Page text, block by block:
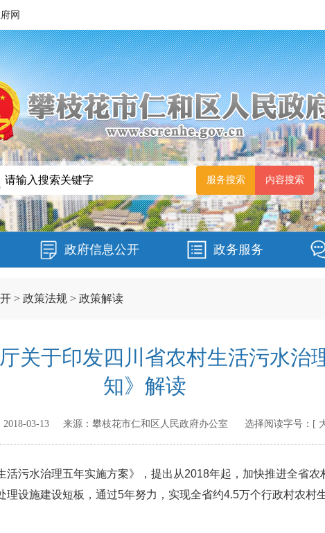
网
政府信息公开 政务服务
> 政策法规 > 政策解读
关于印发四川省农村生活污水治
知》解读
2018-03-13 来源： 攀枝花市仁和区人民政府办公室 选择阅读字号：[
活污水治理五年实施方案》，提出从2018年起，加快推进全省农
设施建设短板，通过5年努力，实现全省约4.5万个行政村农村